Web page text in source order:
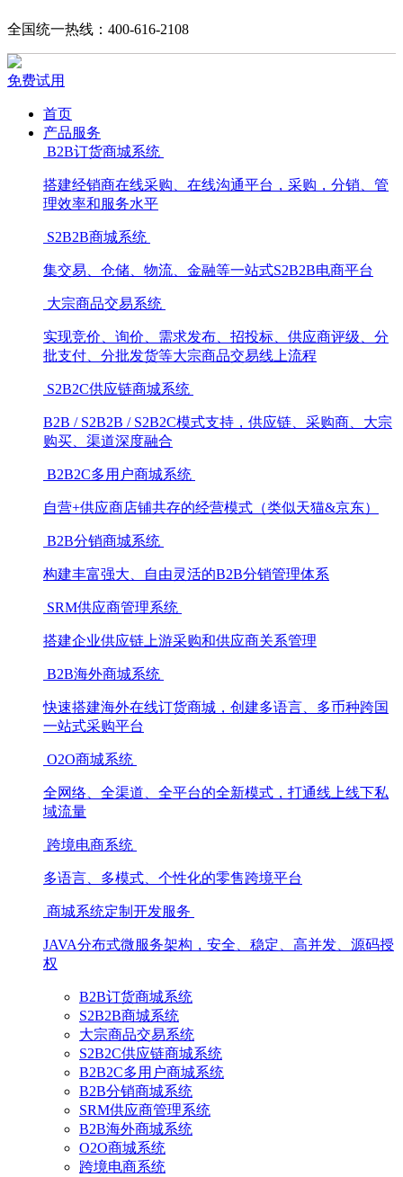
全国统一热线：400-616-2108
免费试用
首页
产品服务
B2B订货商城系统
搭建经销商在线采购、在线沟通平台，采购，分销、管
理效率和服务水平
S2B2B商城系统
集交易、仓储、物流、金融等一站式S2B2B电商平台
大宗商品交易系统
实现竞价、询价、需求发布、招投标、供应商评级、分
批支付、分批发货等大宗商品交易线上流程
S2B2C供应链商城系统
B2B / S2B2B / S2B2C模式支持，供应链、采购商、大宗
购买、渠道深度融合
B2B2C多用户商城系统
自营+供应商店铺共存的经营模式（类似天猫&京东）
B2B分销商城系统
构建丰富强大、自由灵活的B2B分销管理体系
SRM供应商管理系统
搭建企业供应链上游采购和供应商关系管理
B2B海外商城系统
快速搭建海外在线订货商城，创建多语言、多币种跨国
一站式采购平台
O2O商城系统
全网络、全渠道、全平台的全新模式，打通线上线下私
域流量
跨境电商系统
多语言、多模式、个性化的零售跨境平台
商城系统定制开发服务
JAVA分布式微服务架构，安全、稳定、高并发、源码授
权
B2B订货商城系统
S2B2B商城系统
大宗商品交易系统
S2B2C供应链商城系统
B2B2C多用户商城系统
B2B分销商城系统
SRM供应商管理系统
B2B海外商城系统
O2O商城系统
跨境电商系统